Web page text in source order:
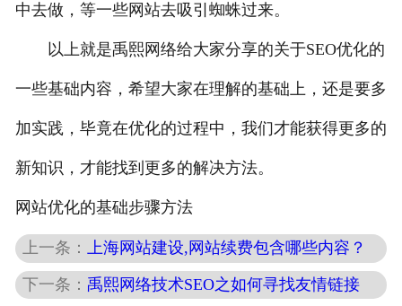
中去做，等一些网站去吸引蜘蛛过来。
以上就是禹熙网络给大家分享的关于SEO优化的
一些基础内容，希望大家在理解的基础上，还是要多
加实践，毕竟在优化的过程中，我们才能获得更多的
新知识，才能找到更多的解决方法。
网站优化的基础步骤方法
上一条：上海网站建设,网站续费包含哪些内容？
下一条： 禹熙网络技术SEO之如何寻找友情链接